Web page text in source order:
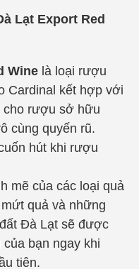
Lạt Export Red
Wine là loại rượu
Cardinal kết hợp với
cho rượu sở hữu
cùng quyến rũ.
hút khi rượu
mẽ của các loại quả
quả và những
Đà Lạt sẽ được
bạn ngay khi
tiên.